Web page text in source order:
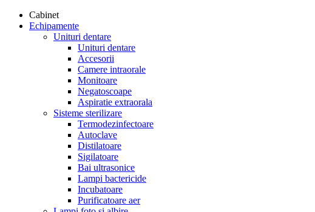
Cabinet
Echipamente
Unituri dentare
Unituri dentare
Accesorii
Camere intraorale
Monitoare
Negatoscoape
Aspiratie extraorala
Sisteme sterilizare
Termodezinfectoare
Autoclave
Distilatoare
Sigilatoare
Bai ultrasonice
Lampi bactericide
Incubatoare
Purificatoare aer